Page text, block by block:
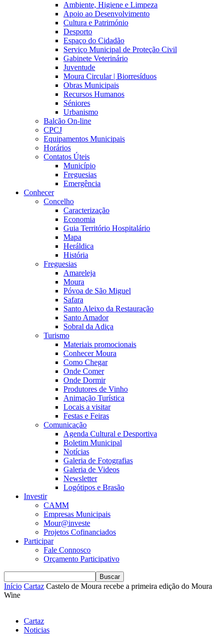
Ambiente, Higiene e Limpeza
Apoio ao Desenvolvimento
Cultura e Património
Desporto
Espaço do Cidadão
Serviço Municipal de Proteção Civil
Gabinete Veterinário
Juventude
Moura Circular | Biorresíduos
Obras Municipais
Recursos Humanos
Séniores
Urbanismo
Balcão On-line
CPCJ
Equipamentos Municipais
Horários
Contatos Úteis
Município
Freguesias
Emergência
Conhecer
Concelho
Caracterização
Economia
Guia Território Hospitalário
Mapa
Heráldica
História
Freguesias
Amareleja
Moura
Póvoa de São Miguel
Safara
Santo Aleixo da Restauração
Santo Amador
Sobral da Adiça
Turismo
Materiais promocionais
Conhecer Moura
Como Chegar
Onde Comer
Onde Dormir
Produtores de Vinho
Animação Turística
Locais a visitar
Festas e Feiras
Comunicação
Agenda Cultural e Desportiva
Boletim Municipal
Notícias
Galeria de Fotografias
Galeria de Videos
Newsletter
Logótipos e Brasão
Investir
CAMM
Empresas Municipais
Mour@investe
Projetos Cofinanciados
Participar
Fale Connosco
Orçamento Participativo
Início Cartaz Castelo de Moura recebe a primeira edição do Moura
Wine
Cartaz
Noticias